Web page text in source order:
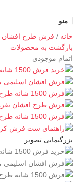
منو
خانه فرش طرح افشان
بازگشت به محصولات
اتمام موجودی
بزرگنمایی تصویر